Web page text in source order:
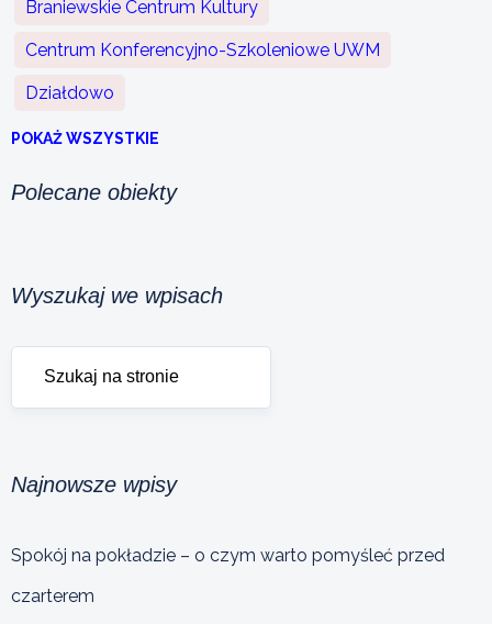
Braniewskie Centrum Kultury
Centrum Konferencyjno-Szkoleniowe UWM
Działdowo
POKAŻ WSZYSTKIE
Polecane obiekty
Wyszukaj we wpisach
Najnowsze wpisy
Spokój na pokładzie – o czym warto pomyśleć przed
czarterem